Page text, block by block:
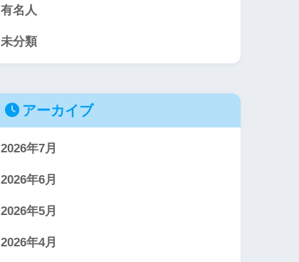
有名人
未分類
アーカイブ
2026年7月
2026年6月
2026年5月
2026年4月